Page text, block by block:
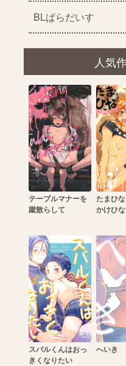
BLぱらだいす
人気
テーブルマナーを
蹴散らして
たまひ
かけひ
スバルくんはおっ
きくなりたい
へいき